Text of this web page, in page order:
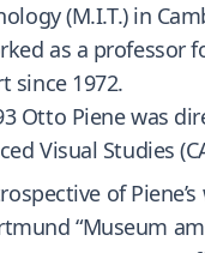
(M.I.T.) in
as a professor
since 1972.
Otto Piene was
Visual Studies
of
“Museum am